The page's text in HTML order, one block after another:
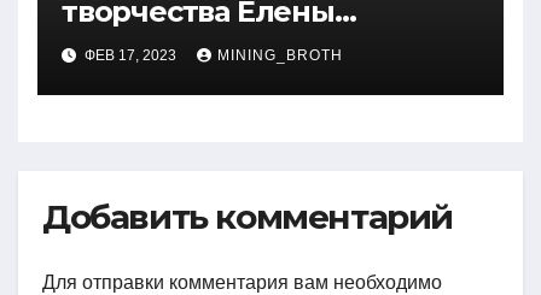
творчества Елены
Дубровской — биография,
достижения, интересные
факты
ФЕВ 17, 2023 MINING_BROTH
Добавить комментарий
Для отправки комментария вам необходимо